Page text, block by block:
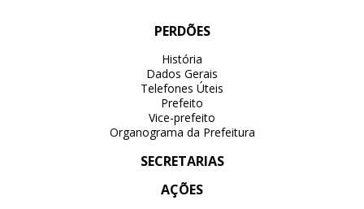
PERDÕES
História
Dados Gerais
Telefones Úteis
Prefeito
Vice-prefeito
Organograma da Prefeitura
SECRETARIAS
AÇÕES